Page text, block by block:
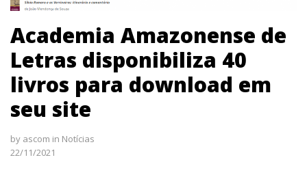
Academia Amazonense de
Letras disponibiliza 40
livros para download em
seu site
by ascom in Notícias
22/11/2021